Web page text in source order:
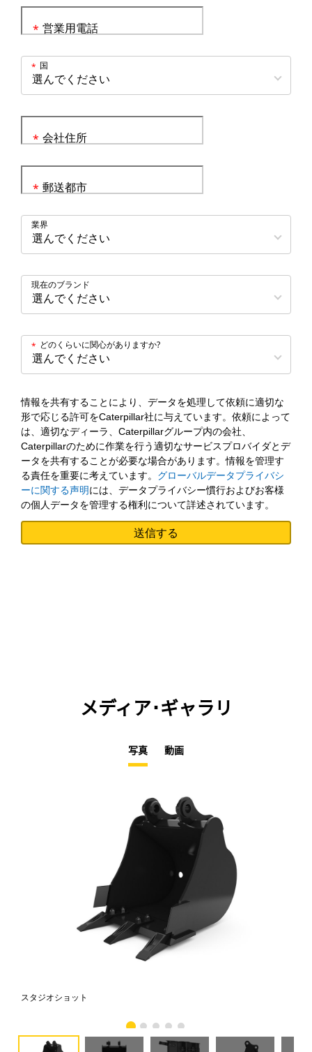
営業用電話
*
国
*
会社住所
*
郵送都市
*
業界
現在のブランド
どのくらいに関心がありますか?
*
情報を共有することにより、データを処理して依頼に適切な
形で応じる許可をCaterpillar社に与えています。依頼によって
は、適切なディーラ、Caterpillarグループ内の会社、
Caterpillarのために作業を行う適切なサービスプロバイダとデ
ータを共有することが必要な場合があります。情報を管理す
る責任を重要に考えています。 グローバルデータプライバシ
ーに関する声明には、データプライバシー慣行およびお客様
の個人データを管理する権利について詳述されています。
メディア･ギャラリ
写真 動画
スタジオショット